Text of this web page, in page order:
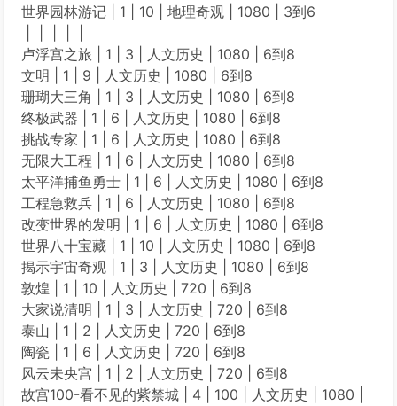
世界园林游记 | 1 | 10 | 地理奇观 | 1080 | 3到6
卢浮宫之旅 | 1 | 3 | 人文历史 | 1080 | 6到8
文明 | 1 | 9 | 人文历史 | 1080 | 6到8
珊瑚大三角 | 1 | 3 | 人文历史 | 1080 | 6到8
终极武器 | 1 | 6 | 人文历史 | 1080 | 6到8
挑战专家 | 1 | 6 | 人文历史 | 1080 | 6到8
无限大工程 | 1 | 6 | 人文历史 | 1080 | 6到8
太平洋捕鱼勇士 | 1 | 6 | 人文历史 | 1080 | 6到8
工程急救兵 | 1 | 6 | 人文历史 | 1080 | 6到8
改变世界的发明 | 1 | 6 | 人文历史 | 1080 | 6到8
世界八十宝藏 | 1 | 10 | 人文历史 | 1080 | 6到8
揭示宇宙奇观 | 1 | 3 | 人文历史 | 1080 | 6到8
敦煌 | 1 | 10 | 人文历史 | 720 | 6到8
大家说清明 | 1 | 3 | 人文历史 | 720 | 6到8
泰山 | 1 | 2 | 人文历史 | 720 | 6到8
陶瓷 | 1 | 6 | 人文历史 | 720 | 6到8
风云未央宫 | 1 | 2 | 人文历史 | 720 | 6到8
故宫100-看不见的紫禁城 | 4 | 100 | 人文历史 | 1080 |